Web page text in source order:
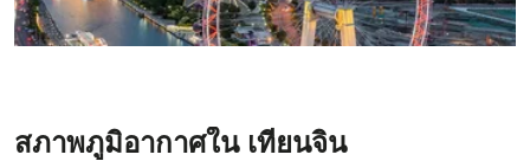
สภาพภูมิอากาศใน เทียนจิน